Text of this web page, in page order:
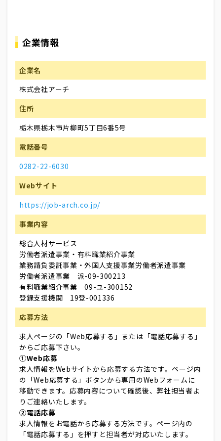
企業情報
企業名
株式会社アーチ
住所
栃木県栃木市片柳町5丁目6番5号
電話番号
0282-22-6030
Webサイト
https://job-arch.co.jp/
事業内容
総合人材サービス
労働者派遣事業・有料職業紹介事業
業務請負委託事業・外国人支援事業労働者派遣事業
労働者派遣事業 派-09-300213
有料職業紹介事業 09-ユ-300152
登録支援機関 19登-001336
応募方法
求人ページの「Web応募する」または「電話応募する」
からご応募下さい。
①Web応募
求人情報をWebサイトから応募する方法です。ページ内
の「Web応募する」ボタンから専用のWebフォームに
移動できます。応募内容について確認後、弊社担当者よ
りご連絡いたします。
②電話応募
求人情報をお電話から応募する方法です。ページ内の
「電話応募する」を押すと担当者が対応いたします。